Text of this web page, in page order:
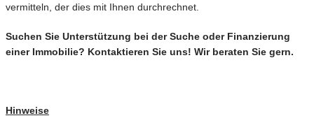
vermitteln, der dies mit Ihnen durchrechnet.
Suchen Sie Unterstützung bei der Suche oder Finanzierung
einer Immobilie? Kontaktieren Sie uns! Wir beraten Sie gern.
Hinweise